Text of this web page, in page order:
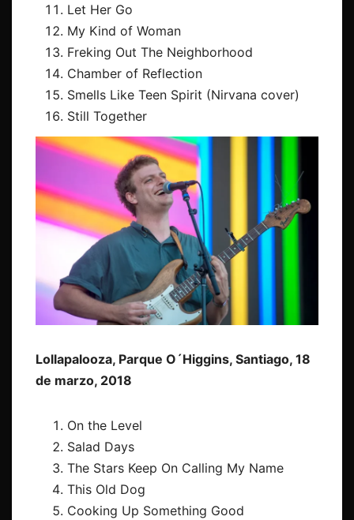
Let Her Go
My Kind of Woman
Freking Out The Neighborhood
Chamber of Reflection
Smells Like Teen Spirit (Nirvana cover)
Still Together
Lollapalooza, Parque O´Higgins, Santiago, 18
de marzo, 2018
On the Level
Salad Days
The Stars Keep On Calling My Name
This Old Dog
Cooking Up Something Good